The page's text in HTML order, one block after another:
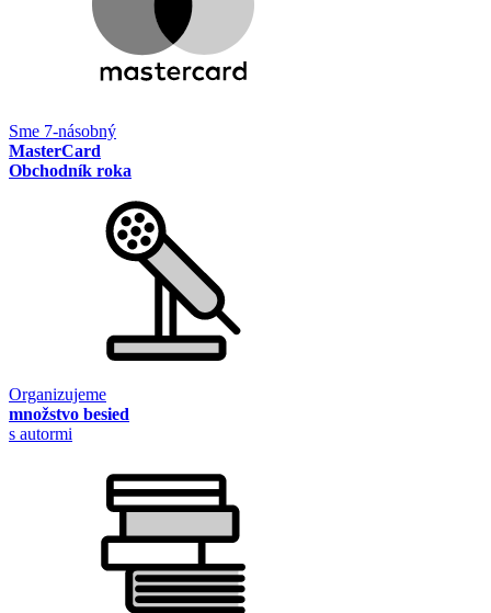
Sme 7-násobný
MasterCard
Obchodník roka
Organizujeme
množstvo besied
s autormi